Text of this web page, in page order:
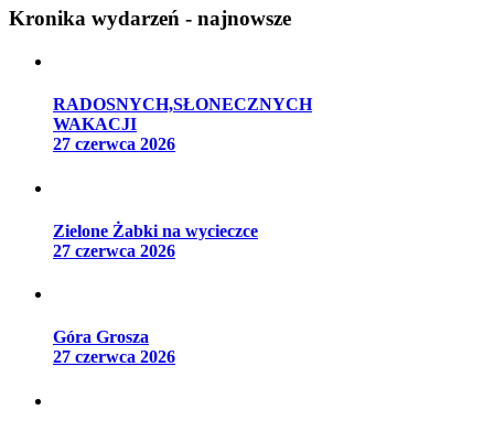
Kronika wydarzeń - najnowsze
RADOSNYCH,SŁONECZNYCH
WAKACJI
27 czerwca 2026
Zielone Żabki na wycieczce
27 czerwca 2026
Góra Grosza
27 czerwca 2026